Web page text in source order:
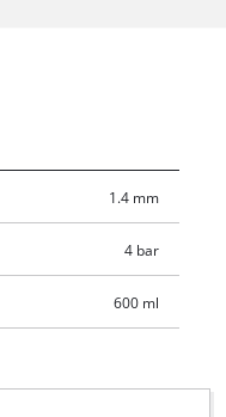
1.4 mm
4 bar
600 ml